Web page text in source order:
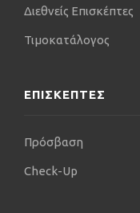
Διεθνείς Επισκέπτες
Τιμοκατάλογος
ΕΠΙΣΚΕΠΤΕΣ
Πρόσβαση
Check-Up